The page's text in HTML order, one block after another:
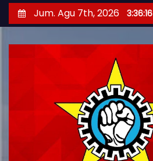
k
Jum. Agu 7th, 2026